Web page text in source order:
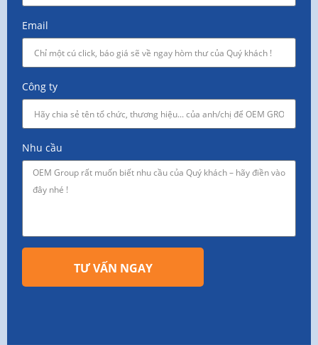
Email
Công ty
Nhu cầu
TƯ VẤN NGAY